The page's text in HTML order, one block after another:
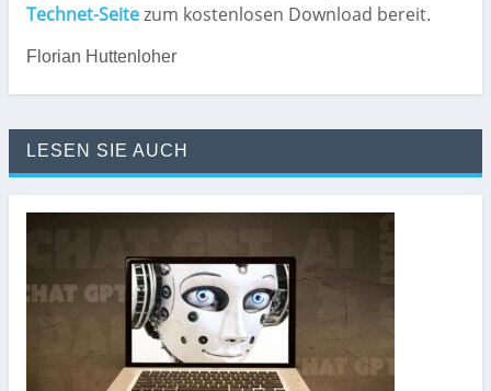
Technet-Seitezum kostenlosen Download bereit.
Florian Huttenloher
LESEN SIE AUCH